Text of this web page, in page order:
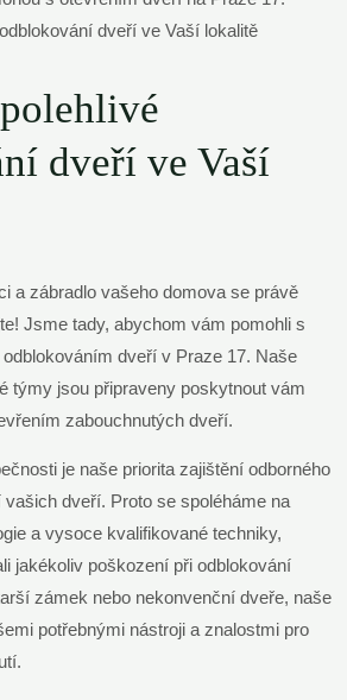
dveří ve Vaší
a zábradlo vašeho domova se právě
Jsme tady, abychom vám pomohli s
dveří v Praze 17. Naše
týmy jsou připraveny poskytnout vám
zabouchnutých dveří.
je naše priorita zajištění odborného
dveří. Proto se spoléháme na
a vysoce kvalifikované techniky,
jakékoliv poškození při odblokování
zámek nebo nekonvenční dveře, naše
potřebnými nástroji a znalostmi pro